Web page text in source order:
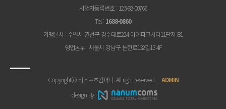
사업자등록번호 : 123-88-00766
Tel : 1688-0860
가맹본사: 수원시 권선구 경수대로224 아이파크시티11단지 B1
영업본부: 서울시 강남구 논현로132길13 4F
Copyright(c) 티스포츠컴퍼니. All right reserved. ADMIN
design By